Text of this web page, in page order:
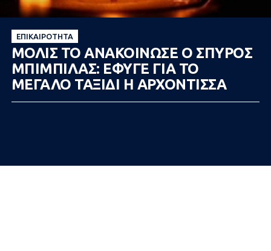
ΕΠΙΚΑΙΡΌΤΗΤΑ
ΜΟΛΙΣ ΤΟ ΑΝΑΚΟΙΝΩΣΕ Ο ΣΠΥΡΟΣ
ΜΠΙΜΠΙΛΑΣ: ΕΦΥΓΕ ΓΙΑ ΤΟ
ΜΕΓΑΛΟ ΤΑΞΙΔΙ Η ΑΡΧΟΝΤΙΣΣΑ